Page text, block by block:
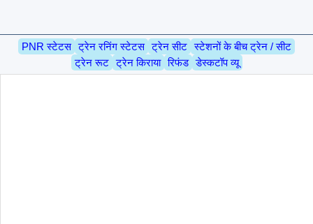
PNR स्टेटस ट्रेन रनिंग स्टेटस ट्रेन सीट स्टेशनों के बीच ट्रेन / सीट
ट्रेन रूट ट्रेन किराया रिफंड डेस्कटॉप व्यू